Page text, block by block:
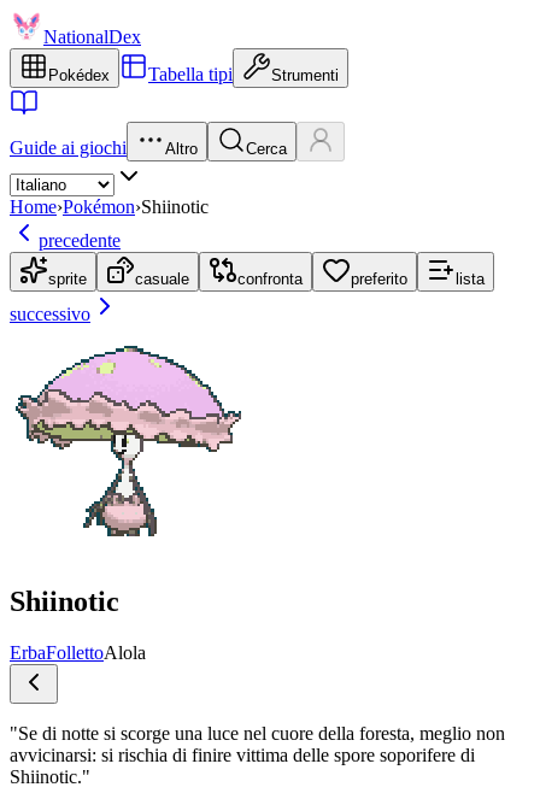
NationalDex
Pokédex Tabella tipi Strumenti
Guide ai giochi Altro Cerca
Home›Pokémon›Shiinotic
precedente
sprite casuale confronta preferito lista
successivo
Shiinotic
ErbaFollettoAlola
"Se di notte si scorge una luce nel cuore della foresta, meglio non
avvicinarsi: si rischia di finire vittima delle spore soporifere di
Shiinotic."